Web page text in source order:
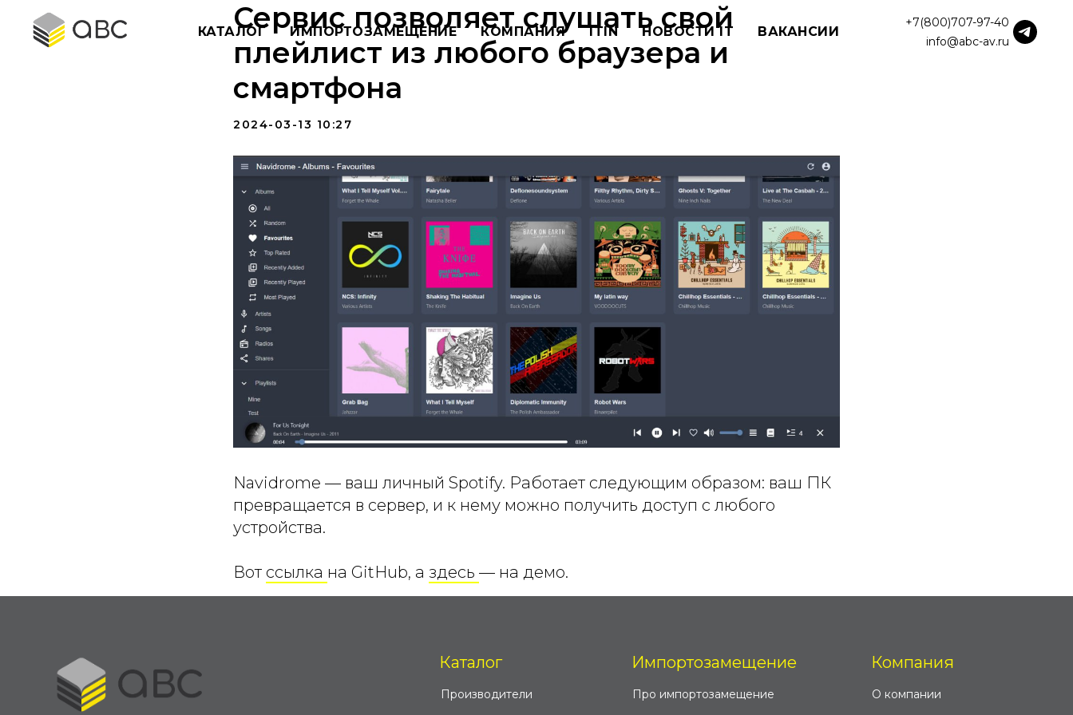
КАТАЛОГ ИМПОРТОЗАМЕЩЕНИЕ КОМПАНИЯ ITIN НОВОСТИ IT ВАКАНСИИ
+7(800)707-97-40
info@abc-av.ru
Сервис позволяет слушать свой
плейлист из любого браузера и
смартфона
2024-03-13 10:27
Navidrome — ваш личный Spotify. Работает следующим образом: ваш ПК
превращается в сервер, и к нему можно получить доступ с любого
устройства.
Вот ссылка на GitHub, а здесь — на демо.
Производители
Каталог
Про импортозамещение
Импортозамещение
О компании
Компания